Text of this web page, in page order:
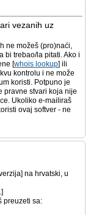
vezanih uz
ne možeš (pro)naći,
bi trebao/la pitati. Ako i
[whois lookup] ili
kontrolu i ne može
koristi. Potpuno je
pravne stvari koja nije
Ukoliko e-mailiraš
ovaj softver - ne
na hrvatski, u
preuzeti sa: